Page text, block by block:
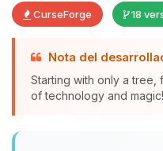
CurseForge 18
Nota del
Starting with only a tree,
of technology and magic!